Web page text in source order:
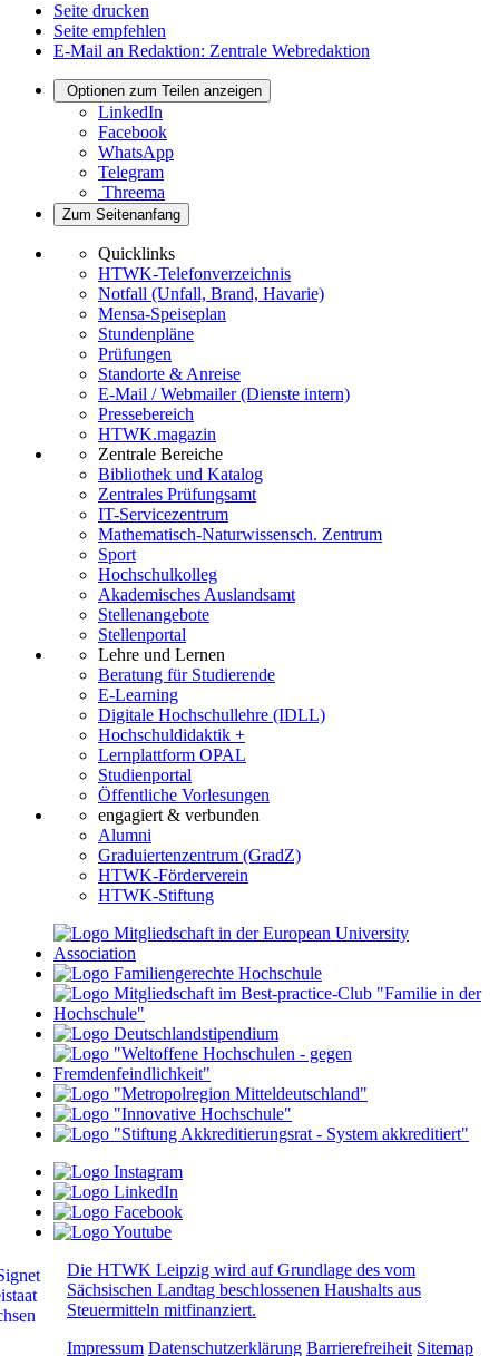
Seite drucken
Seite empfehlen
E-Mail an Redaktion: Zentrale Webredaktion
Optionen zum Teilen anzeigen
LinkedIn
Facebook
WhatsApp
Telegram
Threema
Zum Seitenanfang
Quicklinks
HTWK-Telefonverzeichnis
Notfall (Unfall, Brand, Havarie)
Mensa-Speiseplan
Stundenpläne
Prüfungen
Standorte & Anreise
E-Mail / Webmailer (Dienste intern)
Pressebereich
HTWK.magazin
Zentrale Bereiche
Bibliothek und Katalog
Zentrales Prüfungsamt
IT-Servicezentrum
Mathematisch-Naturwissensch. Zentrum
Sport
Hochschulkolleg
Akademisches Auslandsamt
Stellenangebote
Stellenportal
Lehre und Lernen
Beratung für Studierende
E-Learning
Digitale Hochschullehre (IDLL)
Hochschuldidaktik +
Lernplattform OPAL
Studienportal
Öffentliche Vorlesungen
engagiert & verbunden
Alumni
Graduiertenzentrum (GradZ)
HTWK-Förderverein
HTWK-Stiftung
Die HTWK Leipzig wird auf Grundlage des vom
Sächsischen Landtag beschlossenen Haushalts aus
Steuermitteln mitfinanziert.
Impressum Datenschutzerklärung Barrierefreiheit Sitemap